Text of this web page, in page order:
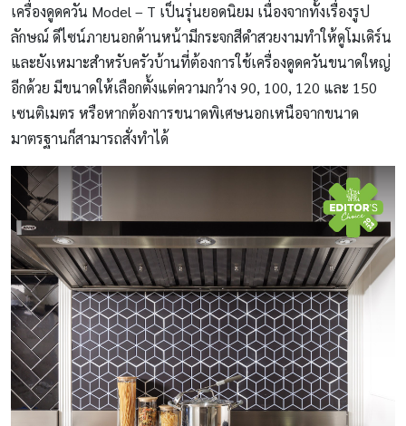
เครื่องดูดควัน Model – T เป็นรุ่นยอดนิยม เนื่องจากทั้งเรื่องรูป
ลักษณ์ ดีไซน์ภายนอกด้านหน้ามีกระจกสีดำสวยงามทำให้ดูโมเดิร์น
และยังเหมาะสำหรับครัวบ้านที่ต้องการใช้เครื่องดูดควันขนาดใหญ่
อีกด้วย มีขนาดให้เลือกตั้งแต่ความกว้าง 90, 100, 120 และ 150
เซนติเมตร หรือหากต้องการขนาดพิเศษนอกเหนือจากขนาด
มาตรฐานก็สามารถสั่งทำได้